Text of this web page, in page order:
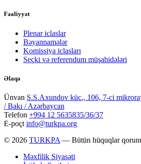
Fəaliyyət
Plenar iclaslar
Bəyannamələr
Komissiya iclasları
Seçki və referendum müşahidələri
Əlaqə
Ünvan S.S.Axundov küç., 106, 7-ci
/ Bakı / Azərbaycan
Telefon +994 12 5635835/36/37
E-poçt info@turkpa.org
© 2026 TURKPA — Bütün hüquqlar
Məxfilik Siyasəti